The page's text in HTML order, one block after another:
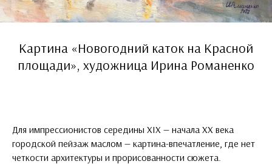
Картина «Новогодний каток на Красной
площади», художница Ирина Романенко
Для импрессионистов середины XIX — начала XX века
городской пейзаж маслом — картина-впечатление, где нет
четкости архитектуры и прорисованности сюжета.